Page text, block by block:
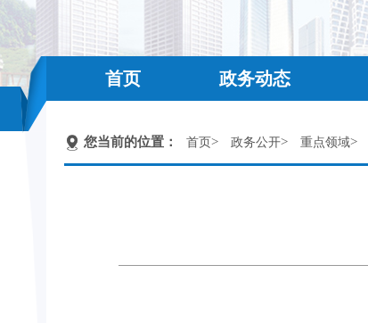
首页 政务动态
您当前的位置： 首页> 政务公开> 重点领域>